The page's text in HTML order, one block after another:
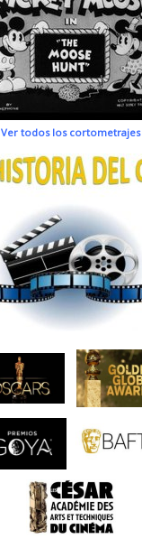
Ver todos los cortometrajes